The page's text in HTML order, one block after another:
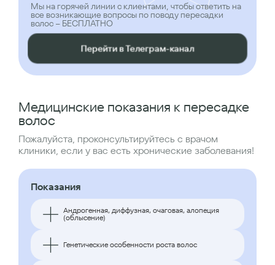
Мы на горячей линии с клиентами, чтобы ответить на
все возникающие вопросы по поводу пересадки
волос – БЕСПЛАТНО
Перейти в Телеграм-канал
Медицинские показания к пересадке
волос
Пожалуйста, проконсультируйтесь с врачом
клиники, если у вас есть хронические заболевания!
Показания
Андрогенная, диффузная, очаговая, алопеция
(облысение)
Генетические особенности роста волос